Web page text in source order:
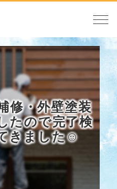
・外壁塗装
たので完了検
きました☺